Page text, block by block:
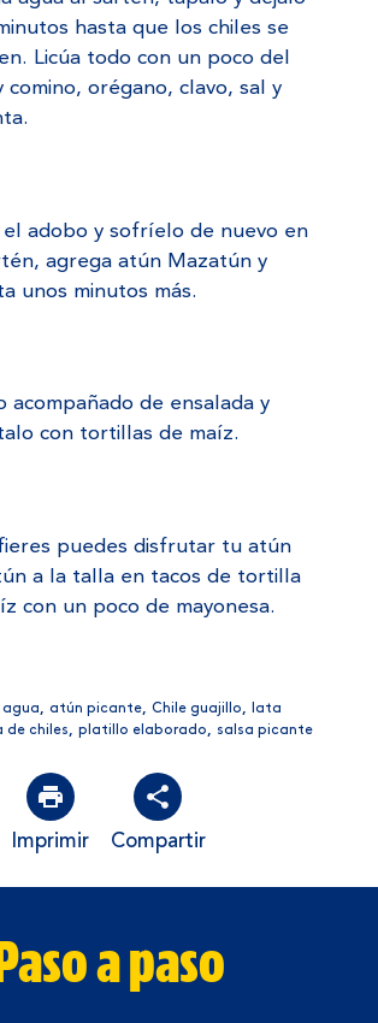
hasta que los chiles se
Licúa todo con un poco del
comino, orégano, clavo, sal y
el adobo y sofríelo de nuevo en
agrega atún Mazatún y
unos minutos más.
acompañado de ensalada y
con tortillas de maíz.
puedes disfrutar tu atún
a la talla en tacos de tortilla
con un poco de mayonesa.
agua, atún picante,Chile guajillo,
lata
de chiles,platillo elaborado, salsa picante
Imprimir Compartir
a paso